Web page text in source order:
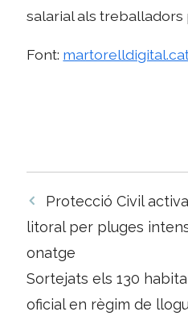
salarial als treballadors
Font:
Navegació
per
entrades
Protecció Civil
litoral per pluges
onatge
Sortejats els 130
oficial en règim de